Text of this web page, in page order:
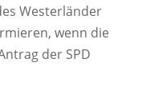
Westerländer
wenn die
der SPD